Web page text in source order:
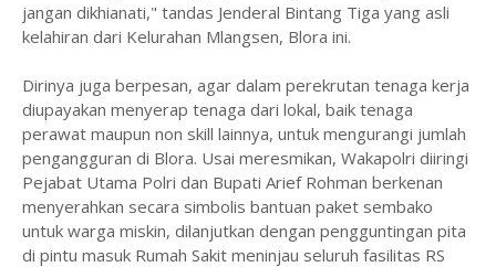
jangan dikhianati," tandas Jenderal Bintang Tiga yang asli
kelahiran dari Kelurahan Mlangsen, Blora ini.
Dirinya juga berpesan, agar dalam perekrutan tenaga kerja
diupayakan menyerap tenaga dari lokal, baik tenaga
perawat maupun non skill lainnya, untuk mengurangi jumlah
pengangguran di Blora. Usai meresmikan, Wakapolri diiringi
Pejabat Utama Polri dan Bupati Arief Rohman berkenan
menyerahkan secara simbolis bantuan paket sembako
untuk warga miskin, dilanjutkan dengan pengguntingan pita
di pintu masuk Rumah Sakit meninjau seluruh fasilitas RS